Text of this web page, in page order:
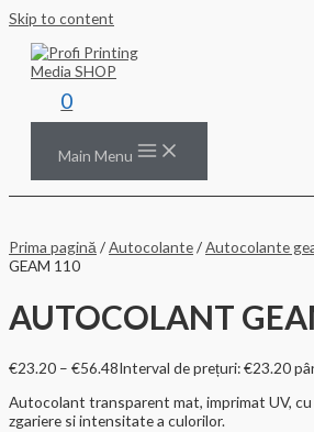
Skip to content
0
Main Menu
Prima pagină /Autocolante/Autocolante
GEAM 110
AUTOCOLANT
€23.20 – €56.48Interval de prețuri: €23.20
Autocolant transparent mat, imprimat UV,
zgariere si intensitate a culorilor.